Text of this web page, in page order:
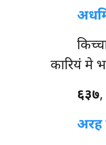
कारियं मे
६३७